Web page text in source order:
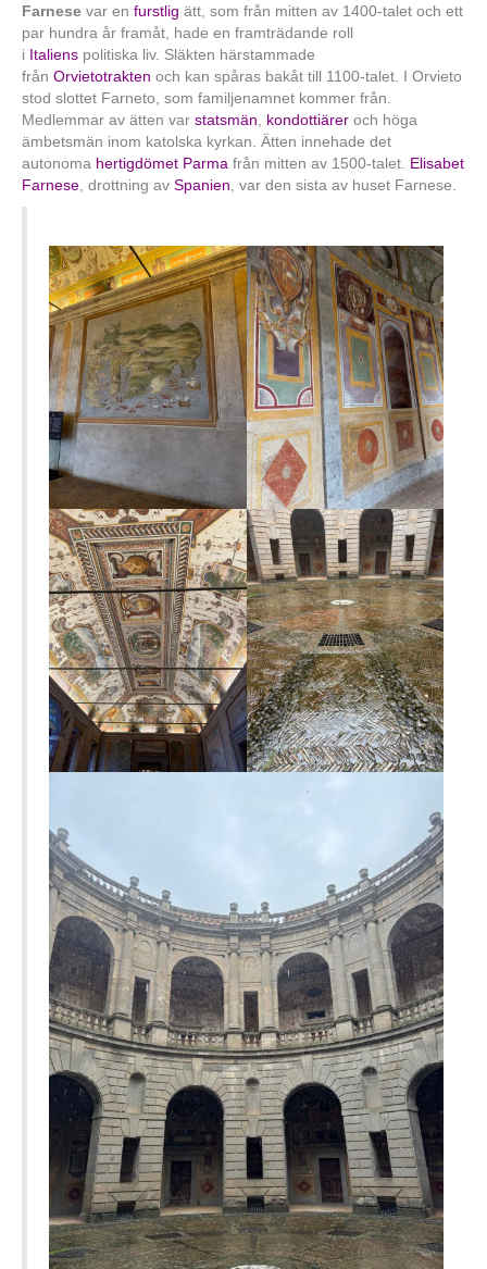
Farnese var en furstlig ätt, som från mitten av 1400-talet och ett
par hundra år framåt, hade en framträdande roll
i Italiens politiska liv. Släkten härstammade
från Orvietotrakten och kan spåras bakåt till 1100-talet. I Orvieto
stod slottet Farneto, som familjenamnet kommer från.
Medlemmar av ätten var statsmän kondottiärer och höga
ämbetsmän inom katolska kyrkan. Ätten innehade det
autonoma hertigdömet Parma från mitten av 1500-talet. Elisabet
Farnese , drottning av Spanien , var den sista av huset Farnese.